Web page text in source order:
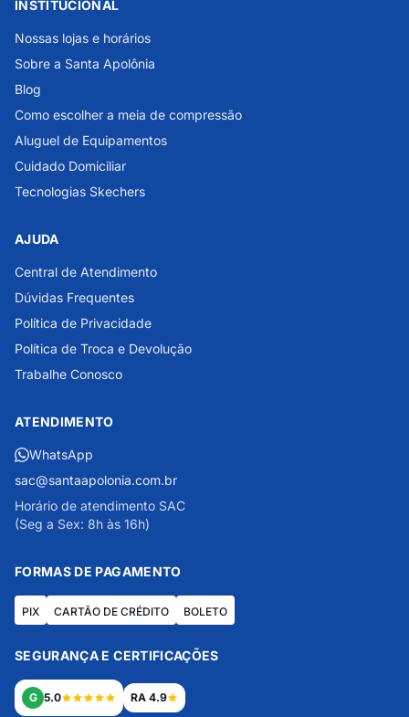
INSTITUCIONAL
Nossas lojas e horários
Sobre a Santa Apolônia
Blog
Como escolher a meia de compressão
Aluguel de Equipamentos
Cuidado Domiciliar
Tecnologias Skechers
AJUDA
Central de Atendimento
Dúvidas Frequentes
Política de Privacidade
Política de Troca e Devolução
Trabalhe Conosco
ATENDIMENTO
WhatsApp
sac@santaapolonia.com.br
Horário de atendimento SAC
(Seg a Sex: 8h às 16h)
FORMAS DE PAGAMENTO
PIX CARTÃO DE CRÉDITO BOLETO
SEGURANÇA E CERTIFICAÇÕES
G 5.0 RA 4.9